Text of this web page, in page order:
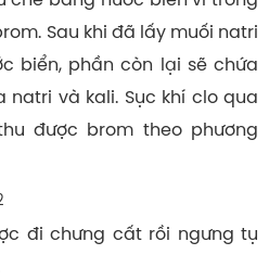
Sau khi đã lấy muối natri
biển, phần còn lại sẽ chứa
natri và kali. Sục khí clo qua
được brom theo phương
đi chưng cất rồi ngưng tụ